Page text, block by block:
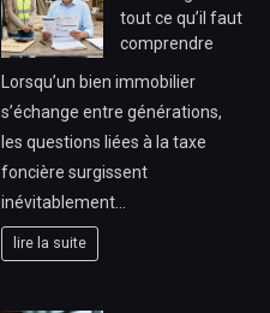
tout ce qu’il faut
comprendre
Lorsqu’un bien immobilier
s’échange entre générations,
les questions liées à la taxe
foncière surgissent
inévitablement…
lire la suite